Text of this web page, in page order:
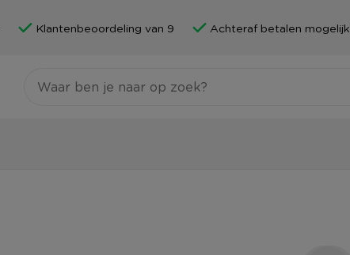
Klantenbeoordeling van 9 Achteraf betalen mogelijk